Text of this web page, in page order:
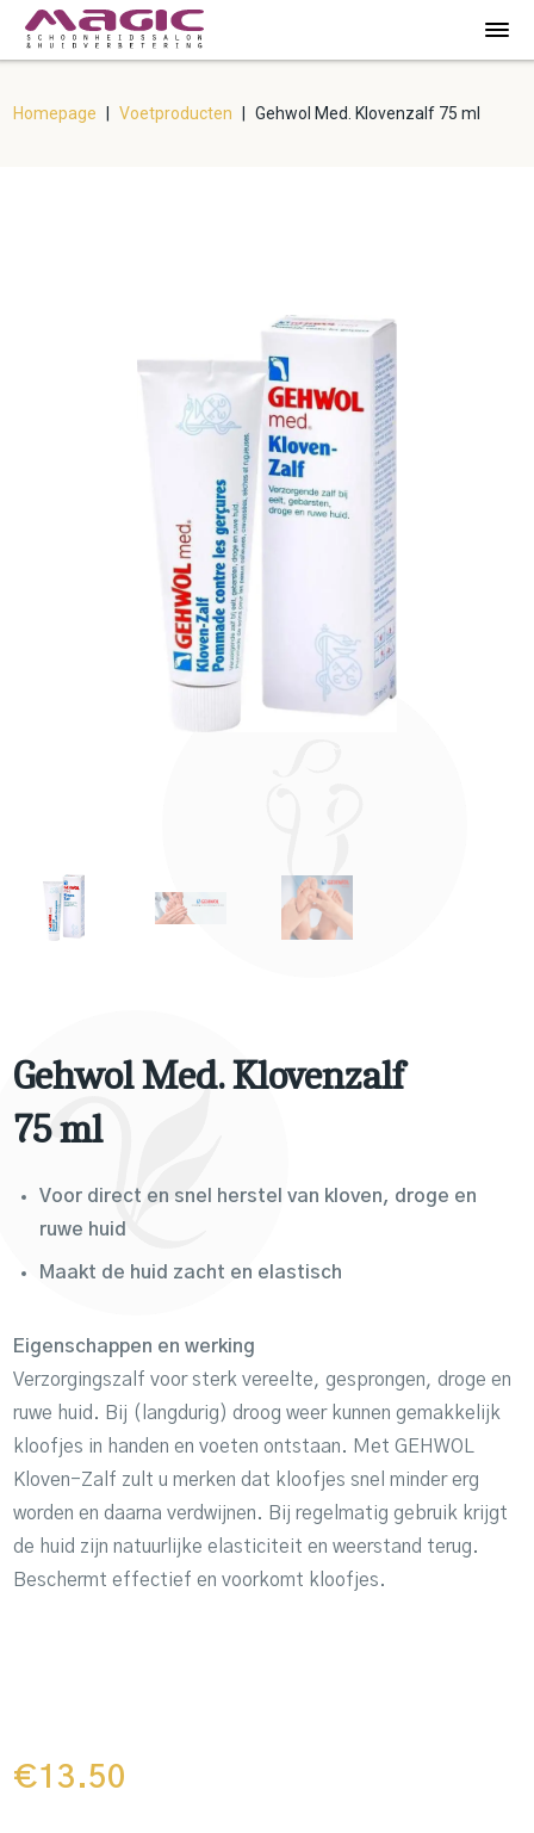
Homepage Voetproducten Gehwol Med. Klovenzalf 75 ml
Gehwol Med. Klovenzalf
75 ml
Voor direct en snel herstel van kloven, droge en
ruwe huid
Maakt de huid zacht en elastisch
Eigenschappen en werking
Verzorgingszalf voor sterk vereelte, gesprongen, droge en
ruwe huid. Bij (langdurig) droog weer kunnen gemakkelijk
kloofjes in handen en voeten ontstaan. Met GEHWOL
Kloven-Zalf zult u merken dat kloofjes snel minder erg
worden en daarna verdwijnen. Bij regelmatig gebruik krijgt
de huid zijn natuurlijke elasticiteit en weerstand terug.
Beschermt effectief en voorkomt kloofjes.
€13.50